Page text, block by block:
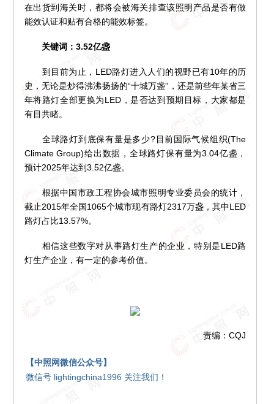
在出货到海关时，都将会被海关排查该照明产品是否有做
能效认证和贴有合格的能效标签。
关键词：3.52亿盏
到目前为止，LED路灯进入人们的视野已有10年的历
史，无论是炒得沸沸扬扬的“十城万盏”，还是前些年某省三
年将路灯全部更换为LED，是否达到预期目标，大家都是
有目共睹。
全球路灯到底保有量是多少?目前国际气候组织(The
Climate Group)给出数据，全球路灯保有量为3.04亿盏，
预计2025年达到3.52亿盏。
根据中国市政工程协会城市照明专业委员会的统计，
截止2015年全国1065个城市现有路灯2317万盏，其中LED
路灯占比13.57%。
相信这些数字对从事路灯生产的企业，特别是LED路
灯生产企业，有一定的参考价值。
责编：CQJ
【中照网微信公众号】
微信号 lightingchina1996 关注我们！